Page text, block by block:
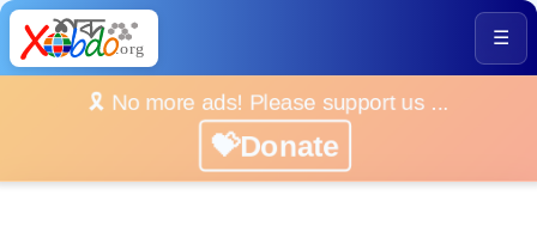
☰
🎗️ No more ads! Please support us ...
💝Donate